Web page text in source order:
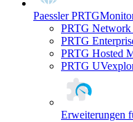
Paessler PRTG
PRTG
PRTG
PRTG Hosted
PRTG
Erweiterungen